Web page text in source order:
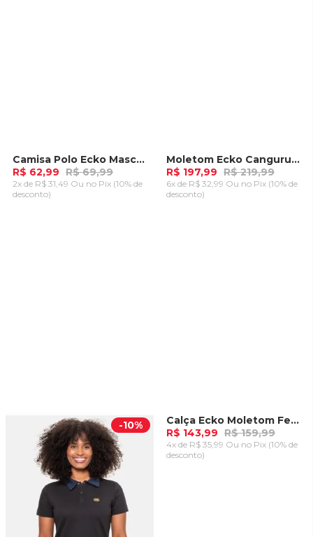
-10%Camisa Polo Ecko Masculina Rosa
R$ 62,99 R$ 69,99
2x de R$ 31,49 Ou no Pix (10% de
desconto)
-10%Moletom Ecko Canguru Fechado Azul Marinho
R$ 197,99 R$ 219,99
6x de R$ 32,99 Ou no Pix (10% de
desconto)
-10% - 10%Calça Ecko Moletom Feminina Rosa Pink Flash
R$ 143,99 R$ 159,99
4x de R$ 35,99 Ou no Pix (10% de
desconto)